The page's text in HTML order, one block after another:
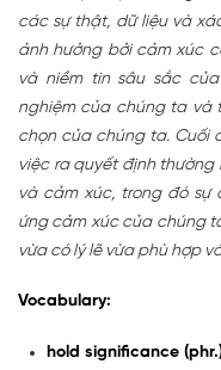
các sự thật, dữ liệu và
ảnh hưởng bởi cảm xúc
và niềm tin sâu sắc
nghiệm của chúng ta và
chọn của chúng ta. Cuối
việc ra quyết định
và cảm xúc, trong đó
ứng cảm xúc của chúng
vừa có lý lẽ vừa phù hợp
Vocabulary:
hold significance